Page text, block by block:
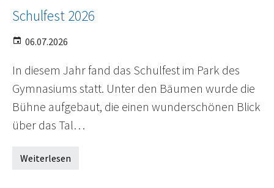
Schulfest 2026
06.07.2026
In diesem Jahr fand das Schulfest im Park des
Gymnasiums statt. Unter den Bäumen wurde die
Bühne aufgebaut, die einen wunderschönen Blick
über das Tal…
Weiterlesen